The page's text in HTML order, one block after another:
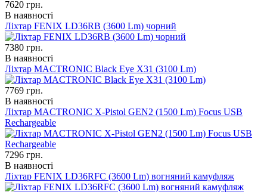
7620 грн.
В наявності
Ліхтар FENIX LD36RB (3600 Lm) чорний
7380 грн.
В наявності
Ліхтар MACTRONIC Black Eye X31 (3100 Lm)
7769 грн.
В наявності
Ліхтар MACTRONIC X-Pistol GEN2 (1500 Lm) Focus USB
Rechargeable
7296 грн.
В наявності
Ліхтар FENIX LD36RFC (3600 Lm) вогняний камуфляж